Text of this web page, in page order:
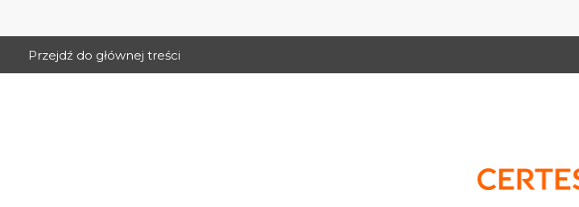
Przejdź do głównej treści